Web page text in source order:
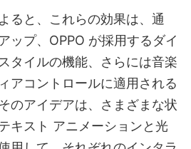
ると、これらの効果は、通
ップ、OPPO が採用するダイ
タイルの機能、さらには音楽
アコントロールに適用される
のアイデアは、さまざまな状
キスト アニメーションと光